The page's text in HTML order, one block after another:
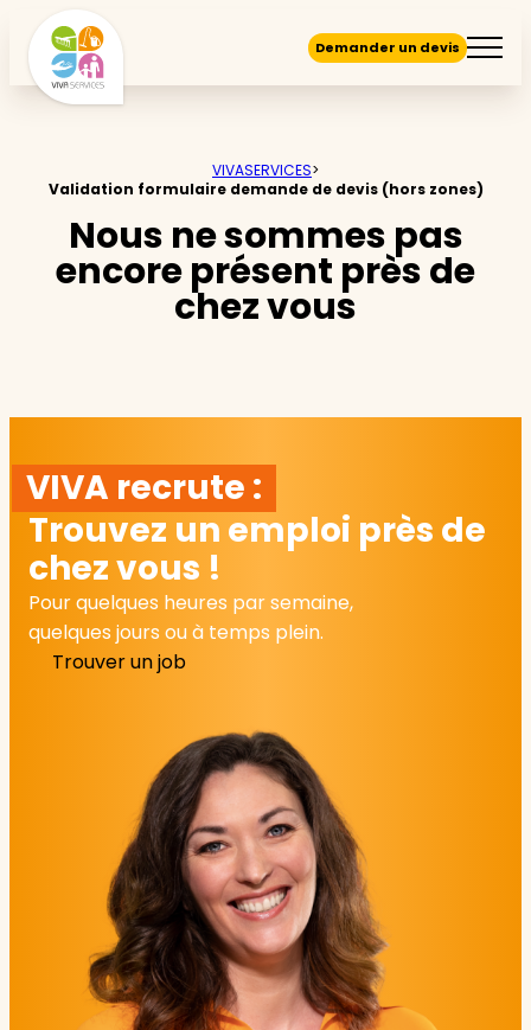
Demander un devis
VIVASERVICES>
Validation formulaire demande de devis (hors zones)
Nous ne sommes pas
encore présent près de
chez vous
VIVA recrute :
Trouvez un emploi près de
chez vous !
Pour quelques heures par semaine,
quelques jours ou à temps plein.
Trouver un job